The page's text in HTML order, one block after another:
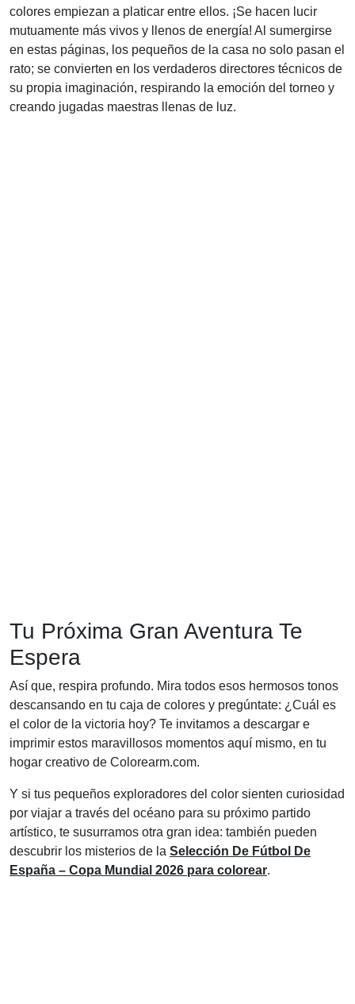
colores empiezan a platicar entre ellos. ¡Se hacen lucir
mutuamente más vivos y llenos de energía! Al sumergirse
en estas páginas, los pequeños de la casa no solo pasan el
rato; se convierten en los verdaderos directores técnicos de
su propia imaginación, respirando la emoción del torneo y
creando jugadas maestras llenas de luz.
Tu Próxima Gran Aventura Te
Espera
Así que, respira profundo. Mira todos esos hermosos tonos
descansando en tu caja de colores y pregúntate: ¿Cuál es
el color de la victoria hoy? Te invitamos a descargar e
imprimir estos maravillosos momentos aquí mismo, en tu
hogar creativo de Colorearm.com.
Y si tus pequeños exploradores del color sienten curiosidad
por viajar a través del océano para su próximo partido
artístico, te susurramos otra gran idea: también pueden
descubrir los misterios de la Selección De Fútbol De
España – Copa Mundial 2026 para colorear.